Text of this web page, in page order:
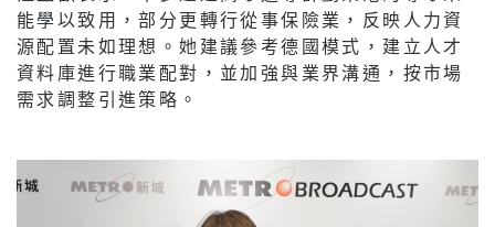
能學以致用，部分更轉行從事保險業，反映人力資
源配置未如理想。她建議參考德國模式，建立人才
資料庫進行職業配對，並加強與業界溝通，按市場
需求調整引進策略。